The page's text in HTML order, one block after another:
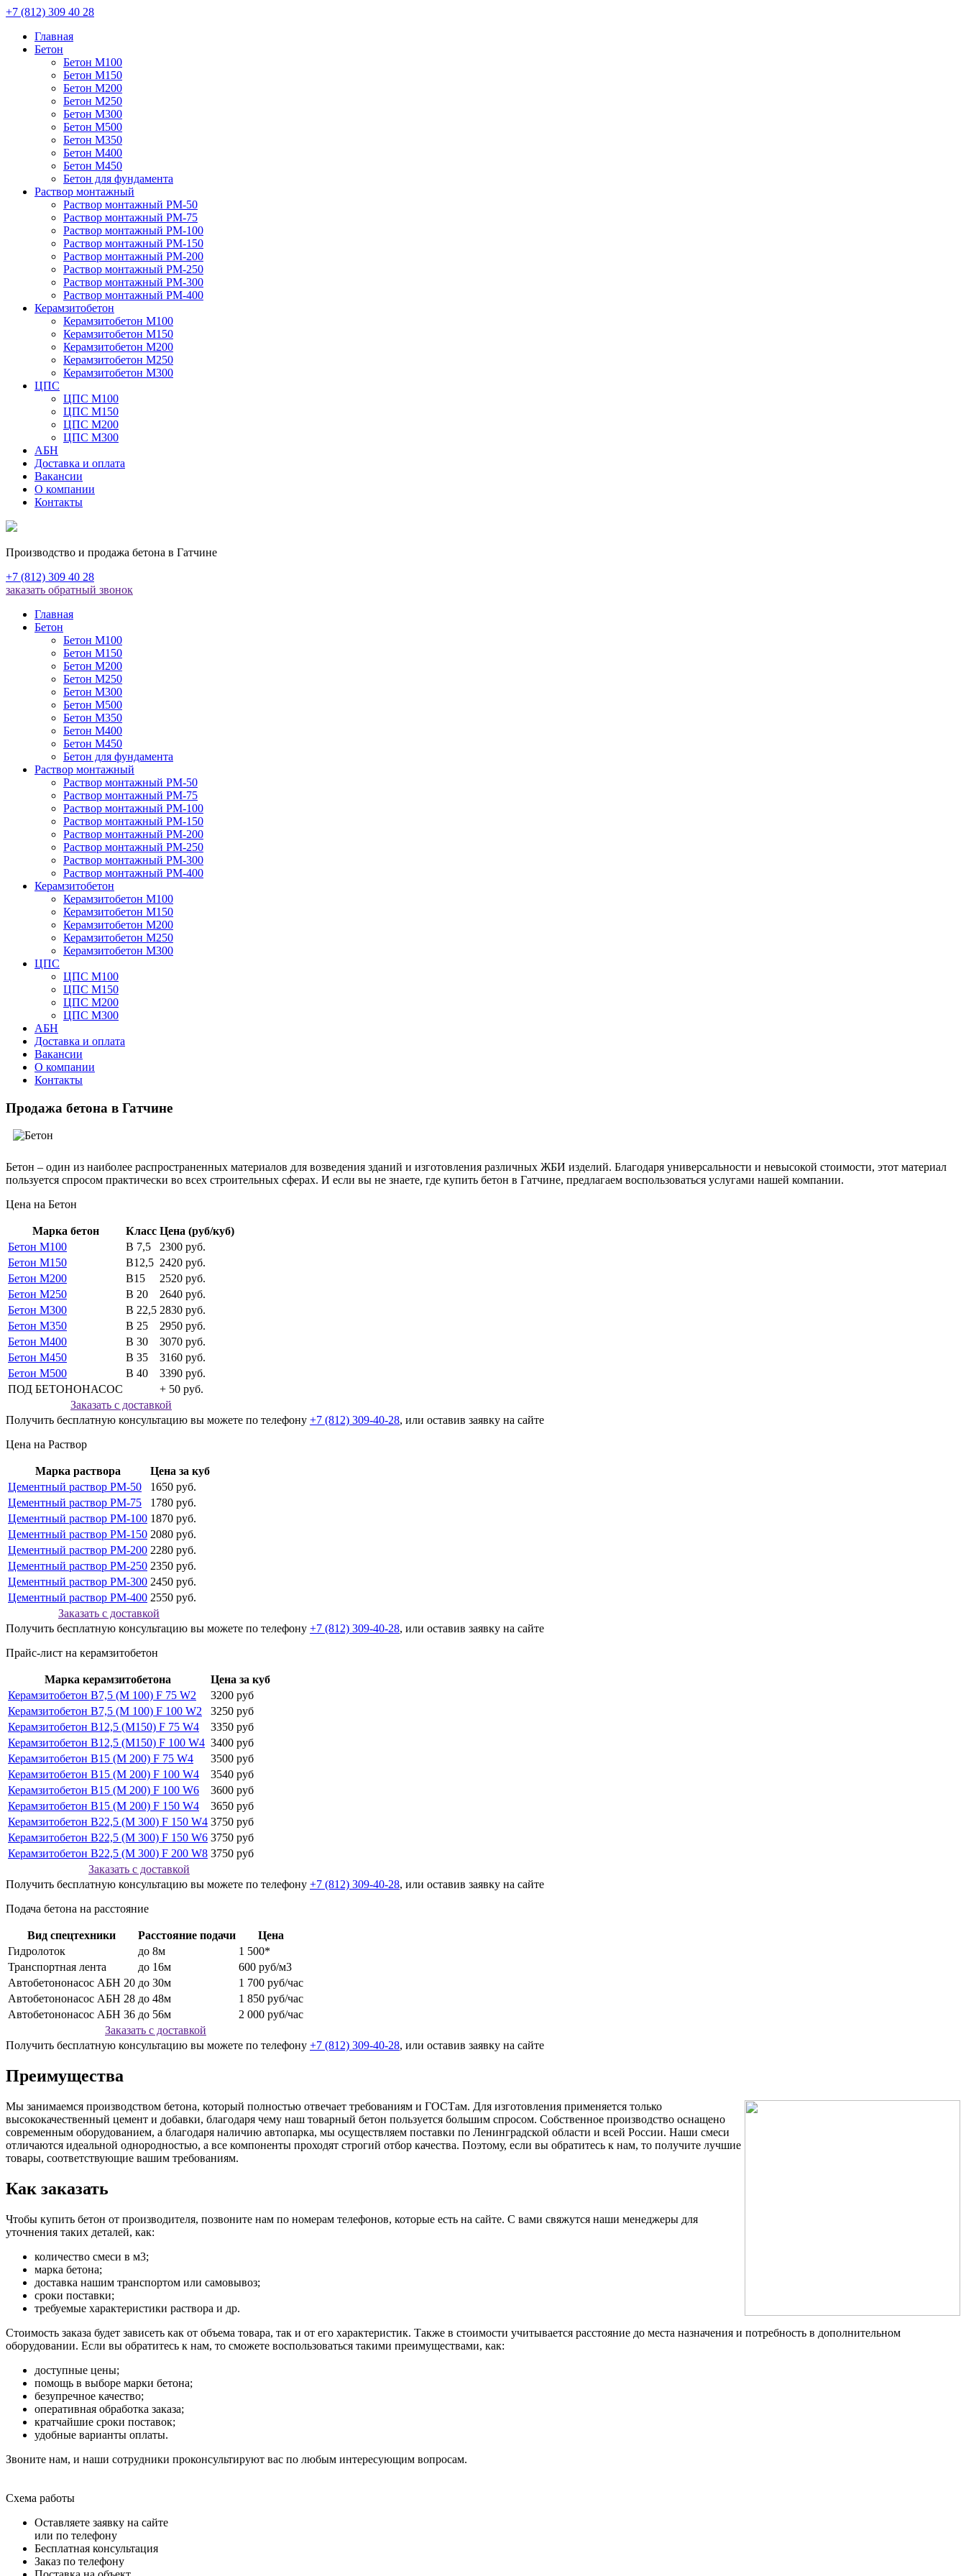
+7 (812) 309 40 28
Главная
Бетон
Бетон М100
Бетон М150
Бетон М200
Бетон М250
Бетон М300
Бетон М500
Бетон М350
Бетон М400
Бетон М450
Бетон для фундамента
Раствор монтажный
Раствор монтажный РМ-50
Раствор монтажный РМ-75
Раствор монтажный РМ-100
Раствор монтажный РМ-150
Раствор монтажный РМ-200
Раствор монтажный РМ-250
Раствор монтажный РМ-300
Раствор монтажный РМ-400
Керамзитобетон
Керамзитобетон М100
Керамзитобетон М150
Керамзитобетон М200
Керамзитобетон М250
Керамзитобетон М300
ЦПС
ЦПС М100
ЦПС М150
ЦПС М200
ЦПС М300
АБН
Доставка и оплата
Вакансии
О компании
Контакты
Производство и продажа бетона в Гатчине
+7 (812) 309 40 28
заказать обратный звонок
Главная
Бетон
Бетон М100
Бетон М150
Бетон М200
Бетон М250
Бетон М300
Бетон М500
Бетон М350
Бетон М400
Бетон М450
Бетон для фундамента
Раствор монтажный
Раствор монтажный РМ-50
Раствор монтажный РМ-75
Раствор монтажный РМ-100
Раствор монтажный РМ-150
Раствор монтажный РМ-200
Раствор монтажный РМ-250
Раствор монтажный РМ-300
Раствор монтажный РМ-400
Керамзитобетон
Керамзитобетон М100
Керамзитобетон М150
Керамзитобетон М200
Керамзитобетон М250
Керамзитобетон М300
ЦПС
ЦПС М100
ЦПС М150
ЦПС М200
ЦПС М300
АБН
Доставка и оплата
Вакансии
О компании
Контакты
Продажа бетона в Гатчине
Бетон – один из наиболее распространенных материалов для возведения зданий и изготовления различных ЖБИ изделий. Благодаря универсальности и невысокой стоимости, этот материал
пользуется спросом практически во всех строительных сферах. И если вы не знаете, где купить бетон в Гатчине, предлагаем воспользоваться услугами нашей компании.
Цена на Бетон
Марка бетон Класс Цена (руб/куб)
Бетон М100
В 7,5
2300 руб.
Бетон М150
В12,5 2420 руб.
Бетон М200
В15
2520 руб.
Бетон М250
В 20
2640 руб.
Бетон М300
В 22,5 2830 руб.
Бетон М350
В 25
2950 руб.
Бетон М400
В 30
3070 руб.
Бетон М450
В 35
3160 руб.
Бетон М500
В 40
3390 руб.
ПОД БЕТОНОНАСОС
+ 50 руб.
Заказать с доставкой
Получить бесплатную консультацию вы можете по телефону +7 (812) 309-40-28, или оставив заявку на сайте
Цена на Раствор
Марка раствора
Цена за куб
Цементный раствор РМ-50
1650 руб.
Цементный раствор РМ-75
1780 руб.
Цементный раствор РМ-100 1870 руб.
Цементный раствор РМ-150 2080 руб.
Цементный раствор РМ-200 2280 руб.
Цементный раствор РМ-250 2350 руб.
Цементный раствор РМ-300 2450 руб.
Цементный раствор РМ-400 2550 руб.
Заказать с доставкой
Получить бесплатную консультацию вы можете по телефону +7 (812) 309-40-28, или оставив заявку на сайте
Прайс-лист на керамзитобетон
Марка керамзитобетона
Цена за куб
Керамзитобетон В7,5 (М 100) F 75 W2
3200 руб
Керамзитобетон В7,5 (М 100) F 100 W2
3250 руб
Керамзитобетон В12,5 (М150) F 75 W4
3350 руб
Керамзитобетон В12,5 (М150) F 100 W4 3400 руб
Керамзитобетон В15 (М 200) F 75 W4
3500 руб
Керамзитобетон В15 (М 200) F 100 W4
3540 руб
Керамзитобетон В15 (М 200) F 100 W6
3600 руб
Керамзитобетон В15 (М 200) F 150 W4
3650 руб
Керамзитобетон В22,5 (М 300) F 150 W4 3750 руб
Керамзитобетон В22,5 (М 300) F 150 W6 3750 руб
Керамзитобетон В22,5 (М 300) F 200 W8 3750 руб
Заказать с доставкой
Получить бесплатную консультацию вы можете по телефону +7 (812) 309-40-28, или оставив заявку на сайте
Подача бетона на расстояние
Вид спецтехники Расстояние подачи
Цена
Гидролоток
до 8м
1 500*
Транспортная лента
до 16м
600 руб/м3
Автобетононасос АБН 20 до 30м
1 700 руб/час
Автобетононасос АБН 28 до 48м
1 850 руб/час
Автобетононасос АБН 36 до 56м
2 000 руб/час
Заказать с доставкой
Получить бесплатную консультацию вы можете по телефону +7 (812) 309-40-28, или оставив заявку на сайте
Преимущества
Мы занимаемся производством бетона, который полностью отвечает требованиям и ГОСТам. Для изготовления применяется только
высококачественный цемент и добавки, благодаря чему наш товарный бетон пользуется большим спросом. Собственное производство оснащено
современным оборудованием, а благодаря наличию автопарка, мы осуществляем поставки по Ленинградской области и всей России. Наши смеси
отличаются идеальной однородностью, а все компоненты проходят строгий отбор качества. Поэтому, если вы обратитесь к нам, то получите лучшие
товары, соответствующие вашим требованиям.
Как заказать
Чтобы купить бетон от производителя, позвоните нам по номерам телефонов, которые есть на сайте. С вами свяжутся наши менеджеры для
уточнения таких деталей, как:
количество смеси в м3;
марка бетона;
доставка нашим транспортом или самовывоз;
сроки поставки;
требуемые характеристики раствора и др.
Стоимость заказа будет зависеть как от объема товара, так и от его характеристик. Также в стоимости учитывается расстояние до места назначения и потребность в дополнительном
оборудовании. Если вы обратитесь к нам, то сможете воспользоваться такими преимуществами, как:
доступные цены;
помощь в выборе марки бетона;
безупречное качество;
оперативная обработка заказа;
кратчайшие сроки поставок;
удобные варианты оплаты.
Звоните нам, и наши сотрудники проконсультируют вас по любым интересующим вопросам.
Схема работы
Оставляете заявку на сайте
или по телефону
Бесплатная консультация
Заказ по телефону